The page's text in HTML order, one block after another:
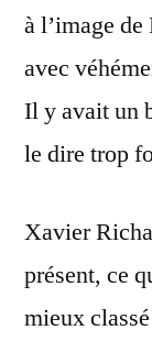
à l’image
avec
Il y avait un
le dire trop
Xavier
présent, ce
mieux